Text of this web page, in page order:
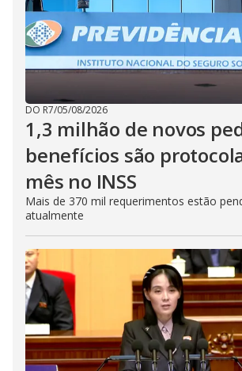
DO R7/05/08/2026
1,3 milhão de novos
benefícios são
mês no INSS
Mais de 370 mil requerimentos estão
atualmente